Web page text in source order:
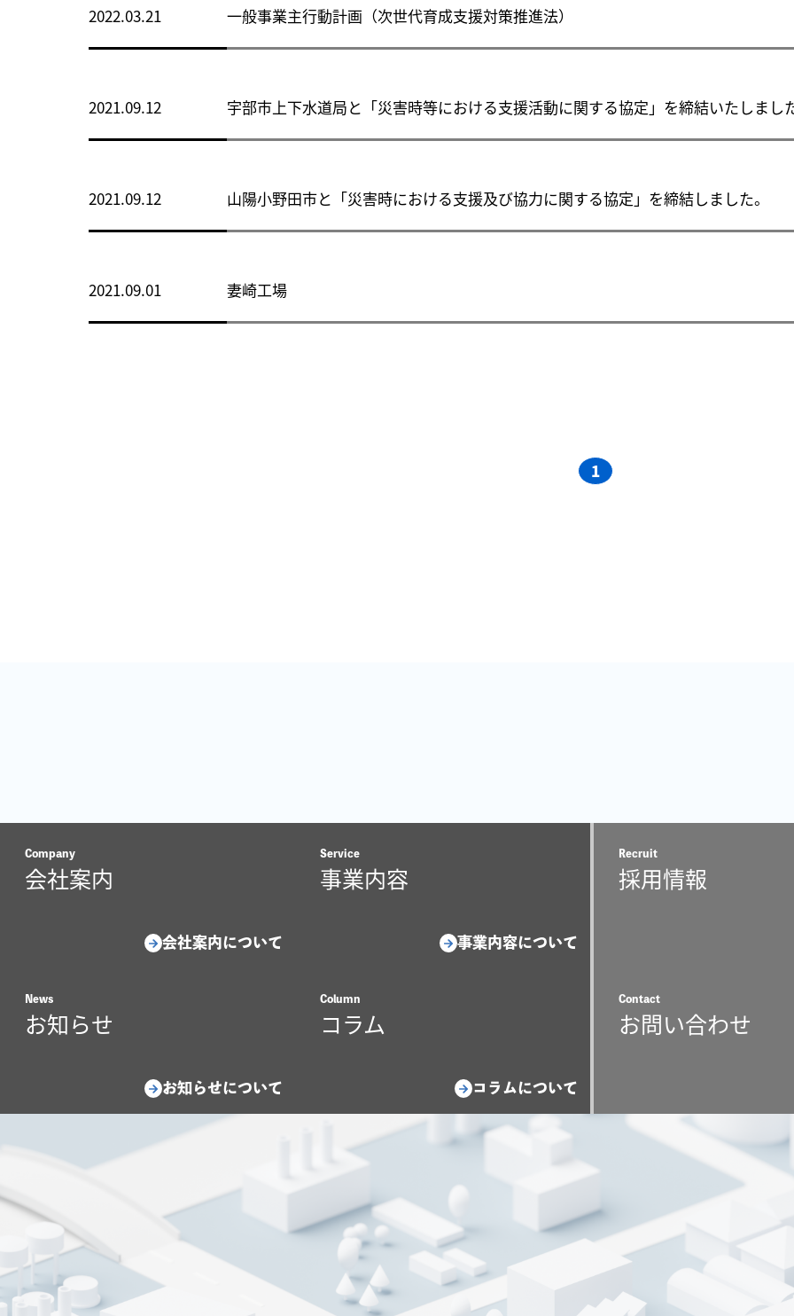
2022.03.21 一般事業主行動計画（次世代育成支援対策推進法）
2021.09.12 宇部市上下水道局と「災害時等における支援活動に関する協定」を締結いたしまし
2021.09.12 山陽小野田市と「災害時における支援及び協力に関する協定」を締結しました。
2021.09.01 妻崎工場
1
Company
会社案内
会社案内について
Service
事業内容
事業内容について
News
お知らせ
お知らせについて
Column
コラム
コラムについて
Recruit
採用情報
Contact
お問い合わせ